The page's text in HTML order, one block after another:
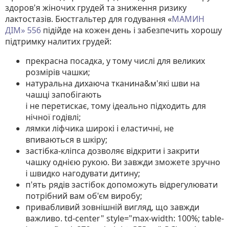
здоров'я жіночих грудей та зниження ризику
лактостазів. Бюстгальтер для годування «МАМИН
ДІМ» 556 підійде на кожен день і забезпечить хорошу
підтримку налитих грудей:
прекрасна посадка, у тому числі для великих
розмірів чашки;
натуральна дихаюча тканина&м'які шви на
чашці запобігають
і не перетискає, тому ідеально підходить для
нічної годівлі;
лямки ліфчика широкі і еластичні, не
впиваються в шкіру;
застібка-кліпса дозволяє відкрити і закрити
чашку однією рукою. Ви завжди зможете зручно
і швидко нагодувати дитину;
п'ять рядів застібок допоможуть відрегулювати
потрібний вам об'єм виробу;
привабливий зовнішній вигляд, що завжди
важливо. td-center" style="max-width: 100%; table-